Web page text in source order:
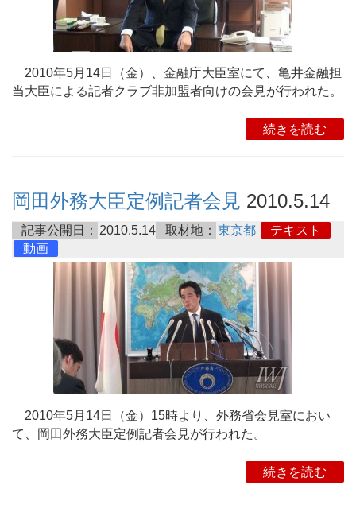
2010年5月14日（金）、金融庁大臣室にて、亀井金融担
当大臣による記者クラブ非加盟者向けの会見が行われた。
続きを読む
岡田外務大臣定例記者会見 2010.5.14
記事公開日： 2010.5.14 取材地： 東京都
テキスト
動画
2010年5月14日（金）15時より、外務省会見室におい
て、岡田外務大臣定例記者会見が行われた。
続きを読む